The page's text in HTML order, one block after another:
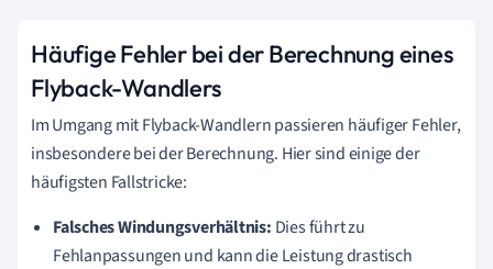
Häufige Fehler bei der Berechnung eines
Flyback-Wandlers
Im Umgang mit Flyback-Wandlern passieren häufiger Fehler,
insbesondere bei der Berechnung. Hier sind einige der
häufigsten Fallstricke:
Falsches Windungsverhältnis: Dies führt zu
Fehlanpassungen und kann die Leistung drastisch